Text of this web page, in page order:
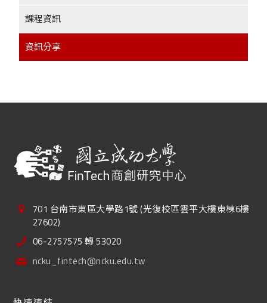
課程資訊
資訊分享
701 台南市東區大學路1號 (光復校區雲平大樓東棟6樓
27602)
06-2757575 轉 53020
ncku_fintech@ncku.edu.tw